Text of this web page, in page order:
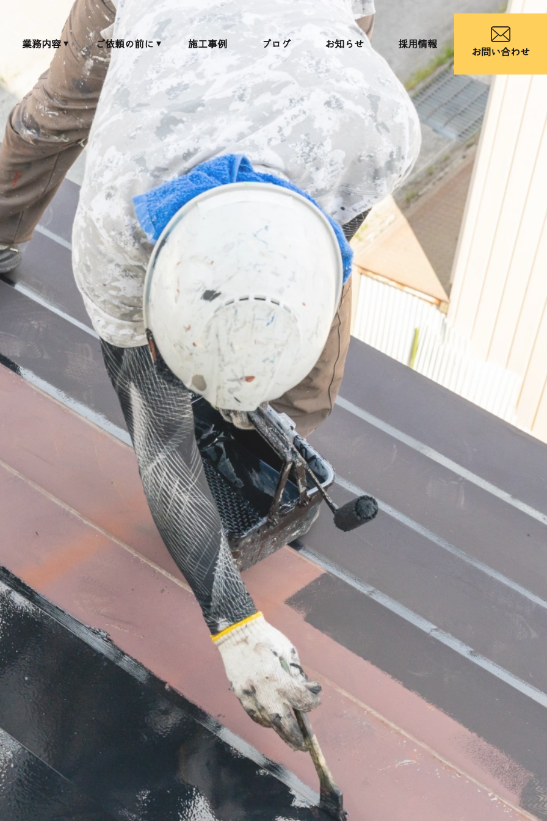
業務内容 ご依頼の前に 施工事例 ブログ お知らせ 採用情報
お問い合わせ